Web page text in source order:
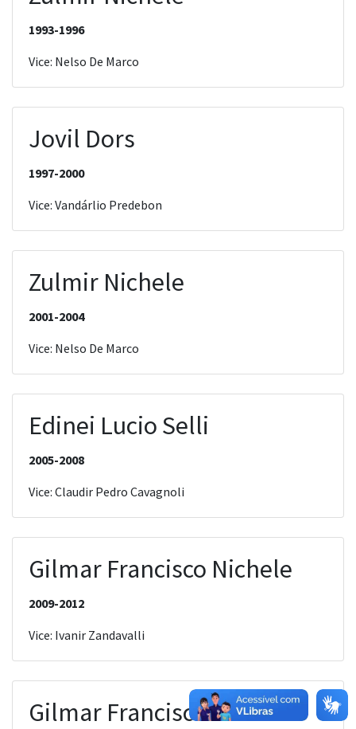
1993-1996
Vice: Nelso De Marco
Jovil Dors
1997-2000
Vice: Vandárlio Predebon
Zulmir Nichele
2001-2004
Vice: Nelso De Marco
Edinei Lucio Selli
2005-2008
Vice: Claudir Pedro Cavagnoli
Gilmar Francisco Nichele
2009-2012
Vice: Ivanir Zandavalli
Gilmar Francisco Nichele